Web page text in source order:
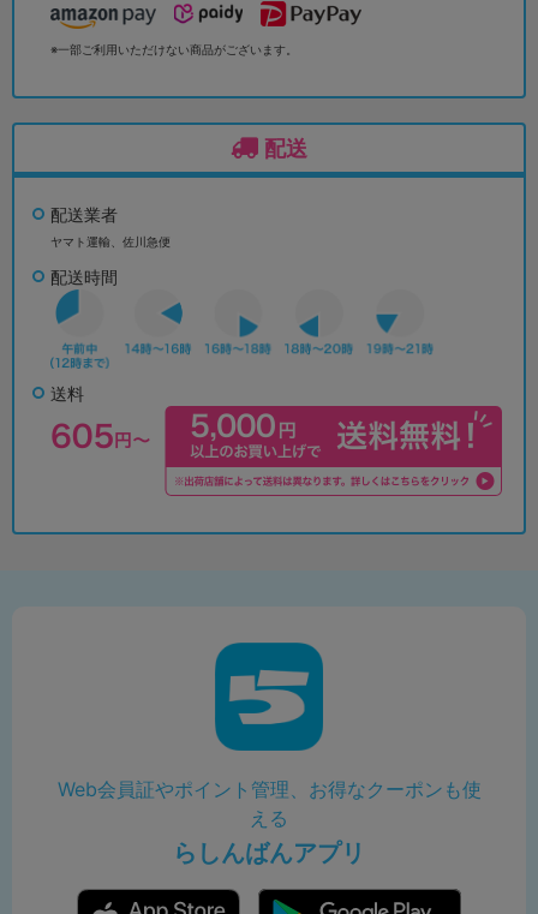
※一部ご利用いただけない商品がございます。
配送
配送業者
ヤマト運輸、佐川急便
配送時間
送料
Web会員証やポイント管理、お得なクーポンも使
える
らしんばんアプリ